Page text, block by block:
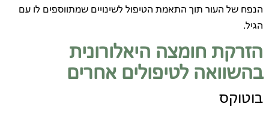
הנפח של העור תוך התאמת הטיפול לשינויים שמתווספים לו עם
הגיל.
הזרקת חומצה היאלורונית
בהשוואה לטיפולים אחרים
בוטוקס